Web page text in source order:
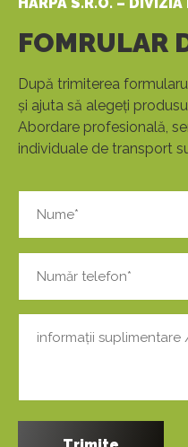
FOMRULAR
După trimiterea
și ajuta să alegeți
Abordare profesională,
individuale de transport